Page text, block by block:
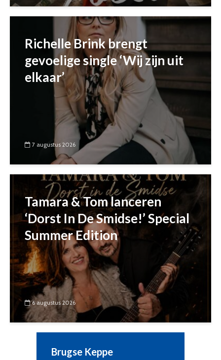
Richelle Brink brengt
gevoelige single ‘Wij zijn uit
elkaar’
7 augustus 2026
Tamara & Tom lanceren
‘Dorst In De Smidse!’ Special
Summer Edition
6 augustus 2026
Brugse Keppe